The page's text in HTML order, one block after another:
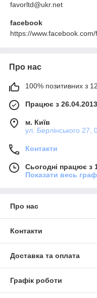
favorltd@ukr.net
facebook
https://
Про нас
100% позитивних з 12
Працює з 26.04.2013
м. Київ
ул. Берлінського 27,
Контакти
Сьогодні працює з
Показати весь
Про нас
Контакти
Доставка та оплата
Графік роботи